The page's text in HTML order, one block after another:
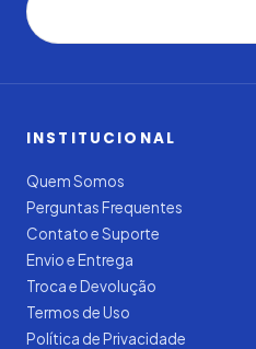
INSTITUCIONAL
Quem Somos
Perguntas Frequentes
Contato e Suporte
Envio e Entrega
Troca e Devolução
Termos de Uso
Política de Privacidade